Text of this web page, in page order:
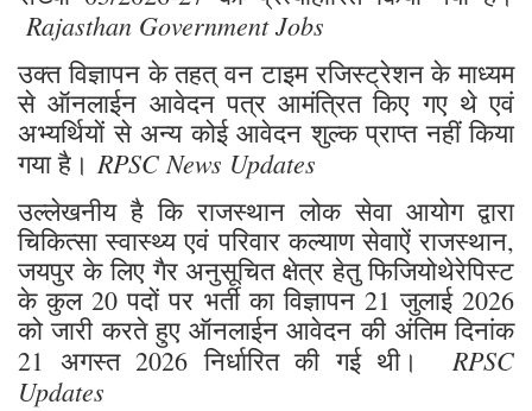
Rajasthan Government Jobs
उक्त विज्ञापन के तहत् वन टाइम रजिस्ट्रेशन के माध्यम
से ऑनलाईन आवेदन पत्र आमंत्रित किए गए थे एवं
अभ्यर्थियों से अन्य कोई आवेदन शुल्क प्राप्त नहीं किया
गया है। RPSC News Updates
उल्लेखनीय है कि राजस्थान लोक सेवा आयोग द्वारा
चिकित्सा स्वास्थ्य एवं परिवार कल्याण सेवाऐं राजस्थान,
जयपुर के लिए गैर अनुसूचित क्षेत्र हेतु फिजियोथेरेपिस्ट
के कुल 20 पदों पर भर्ती का विज्ञापन 21 जुलाई 2026
को जारी करते हुए ऑनलाईन आवेदन की अंतिम दिनांक
21 अगस्त 2026 निर्धारित की गई थी। RPSC
Updates